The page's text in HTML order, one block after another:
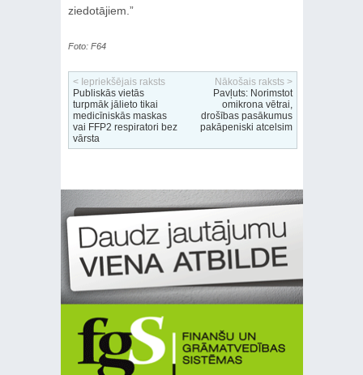
ziedotājiem.”
Foto: F64
< Iepriekšējais raksts
Publiskās vietās
turpmāk jālieto tikai
medicīniskās maskas
vai FFP2 respiratori bez
vārsta
Nākošais raksts >
Pavļuts: Norimstot
omikrona vētrai,
drošības pasākumus
pakāpeniski atcelsim